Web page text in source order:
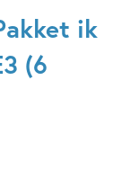
ik
(6